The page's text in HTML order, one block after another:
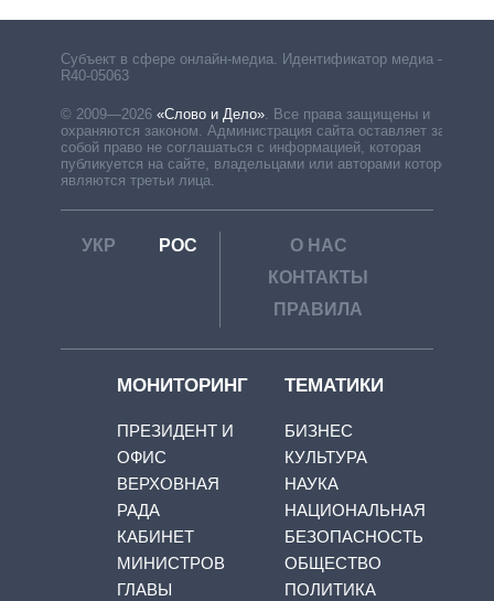
Субъект в сфере онлайн-медиа. Идентификатор медиа –
R40-05063
© 2009—2026 «Слово и Дело» Все права защищены и
охраняются законом. Администрация сайта оставляет за
собой право не соглашаться с информацией, которая
публикуется на сайте, владельцами или авторами которой
являются третьи лица.
УКР РОС
О НАС
КОНТАКТЫ
ПРАВИЛА
МОНИТОРИНГ
ПРЕЗИДЕНТ И
ОФИС
ВЕРХОВНАЯ
РАДА
КАБИНЕТ
МИНИСТРОВ
ГЛАВЫ
ТЕМАТИКИ
БИЗНЕС
КУЛЬТУРА
НАУКА
НАЦИОНАЛЬНАЯ
БЕЗОПАСНОСТЬ
ОБЩЕСТВО
ПОЛИТИКА